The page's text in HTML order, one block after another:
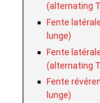
(alternating
Fente
lunge)
Fente
(alternating
Fente
lunge)